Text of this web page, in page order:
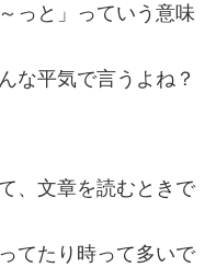
っと」っていう意味
な平気で言うよね？
、文章を読むときで
てたり時って多いで